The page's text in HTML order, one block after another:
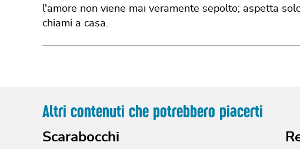
l'amore non viene mai veramente sepolto; aspetta
chiami a casa.
Altri contenuti che potrebbero piacerti
Scarabocchi